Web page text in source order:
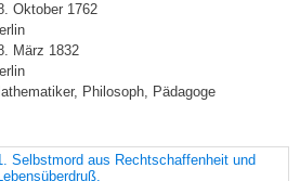
Oktober 1762
März 1832
Philosoph, Pädagoge
Selbstmord aus Rechtschaffenheit und